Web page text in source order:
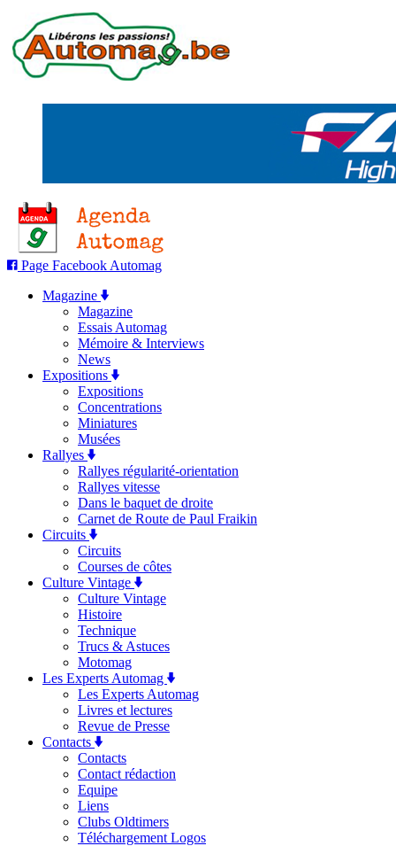
Page Facebook Automag
Magazine
Magazine
Essais Automag
Mémoire & Interviews
News
Expositions
Expositions
Concentrations
Miniatures
Musées
Rallyes
Rallyes régularité-orientation
Rallyes vitesse
Dans le baquet de droite
Carnet de Route de Paul Fraikin
Circuits
Circuits
Courses de côtes
Culture Vintage
Culture Vintage
Histoire
Technique
Trucs & Astuces
Motomag
Les Experts Automag
Les Experts Automag
Livres et lectures
Revue de Presse
Contacts
Contacts
Contact rédaction
Equipe
Liens
Clubs Oldtimers
Téléchargement Logos